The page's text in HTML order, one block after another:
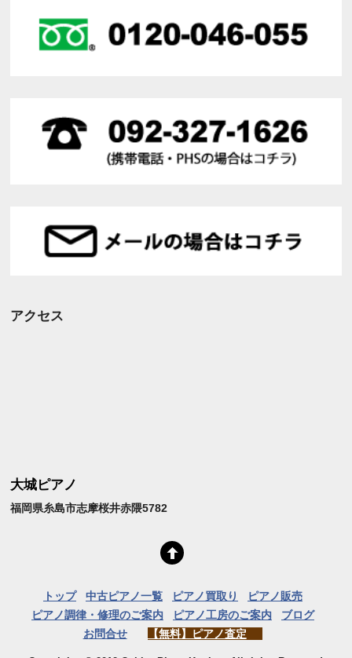
アクセス
大城ピアノ
福岡県糸島市志摩桜井赤隈5782
トップ 中古ピアノ一覧 ピアノ買取り
ピアノ販売
ピアノ調律・修理のご案内
ピアノ工房のご案内
ブログ
お問合せ
【無料】ピアノ査定